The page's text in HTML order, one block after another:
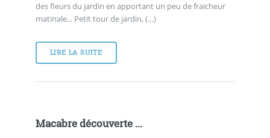
des fleurs du jardin en apportant un peu de fraicheur
matinale... Petit tour de jardin, (…)
LIRE LA SUITE
Macabre découverte ...